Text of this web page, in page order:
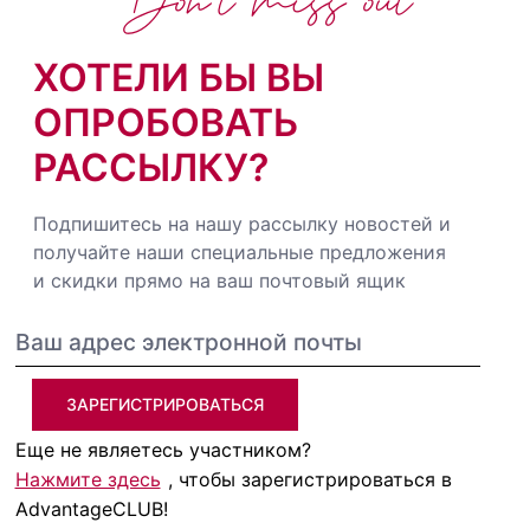
ХОТЕЛИ БЫ ВЫ
ОПРОБОВАТЬ
РАССЫЛКУ?
Подпишитесь на нашу рассылку новостей и
получайте наши специальные предложения
и скидки прямо на ваш почтовый ящик
ЗАРЕГИСТРИРОВАТЬСЯ
Еще не являетесь участником?
Нажмите здесь , чтобы зарегистрироваться в
AdvantageCLUB!